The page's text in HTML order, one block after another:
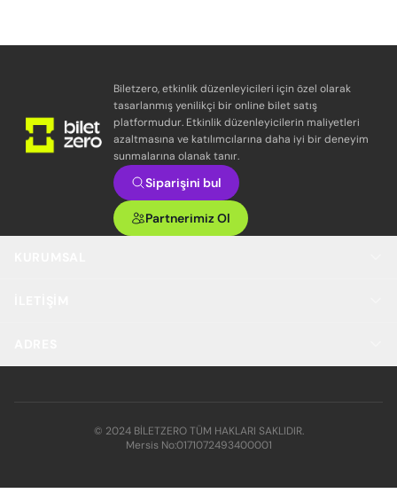
Biletzero, etkinlik düzenleyicileri için özel olarak
tasarlanmış yenilikçi bir online bilet satış
platformudur. Etkinlik düzenleyicilerin maliyetleri
azaltmasına ve katılımcılarına daha iyi bir deneyim
sunmalarına olanak tanır.
Siparişini bul
Partnerimiz Ol
© 2024 BİLETZERO TÜM HAKLARI SAKLIDIR.
Mersis No:0171072493400001